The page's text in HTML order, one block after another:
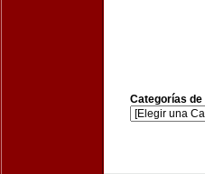
Categorías de